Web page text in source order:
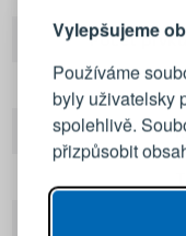
Vylepšujeme
Používáme
byly uživatelsky
spolehlivě.
přizpůsobit
Počet
Emailová